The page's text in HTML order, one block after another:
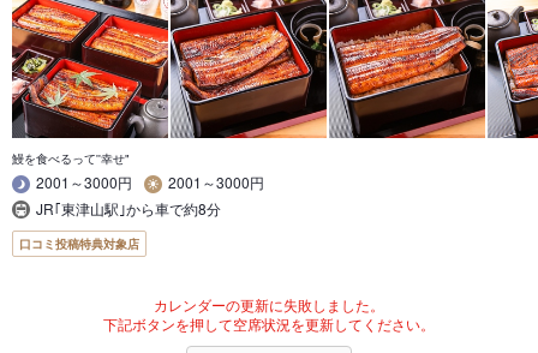
鰻を食べるって''幸せ"
2001～3000円
2001～3000円
JR｢東津山駅｣から車で約8分
口コミ投稿特典対象店
カレンダーの更新に失敗しました。
下記ボタンを押して空席状況を更新してください。